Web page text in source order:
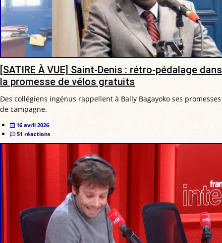
[SATIRE À VUE] Saint-Denis : rétro-pédalage dans
la promesse de vélos gratuits
Des collégiens ingénus rappellent à Bally Bagayoko ses promesses
de campagne.
16 avril 2026
51 réactions